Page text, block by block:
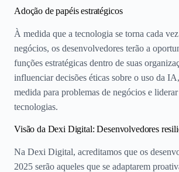
Adoção de papéis estratégicos
À medida que a tecnologia se torna cada
negócios, os desenvolvedores terão a
funções estratégicas dentro de suas
influenciar decisões éticas sobre o uso da
medida para problemas de negócios e
tecnologias.
Visão da Dexi Digital: Desenvolvedores
Na Dexi Digital, acreditamos que os
2025 serão aqueles que se adaptarem